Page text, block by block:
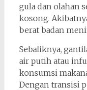
gula dan olahan
kosong.
berat badan
Sebaliknya,
air putih atau
konsumsi
Dengan transisi